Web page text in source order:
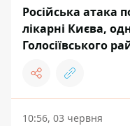
Російська атака
лікарні Києва,
Голосіївського
10:56, 03 червня